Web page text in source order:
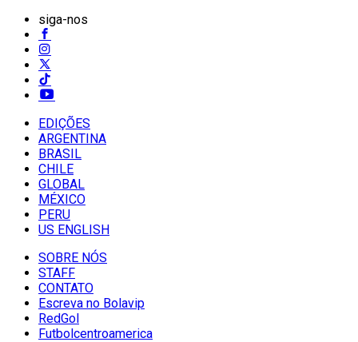
siga-nos
EDIÇÕES
ARGENTINA
BRASIL
CHILE
GLOBAL
MÉXICO
PERU
US ENGLISH
SOBRE NÓS
STAFF
CONTATO
Escreva no Bolavip
RedGol
Futbolcentroamerica